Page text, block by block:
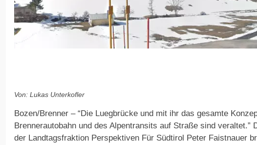
Von: Lukas Unterkofler
Bozen/Brenner – “Die Luegbrücke und mit ihr das gesamte
Brennerautobahn und des Alpentransits auf Straße sind veraltet.”
der Landtagsfraktion Perspektiven Für Südtirol Peter Faistnauer